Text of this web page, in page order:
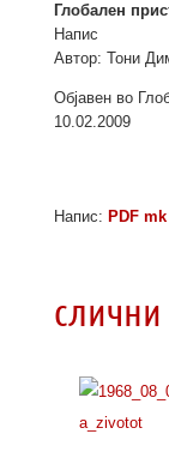
Глобален
Напис
Автор: Тони
Објавен во
10.02.2009
Напис: PDF mk